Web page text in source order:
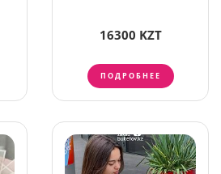
16300 KZT
ПОДРОБНЕЕ